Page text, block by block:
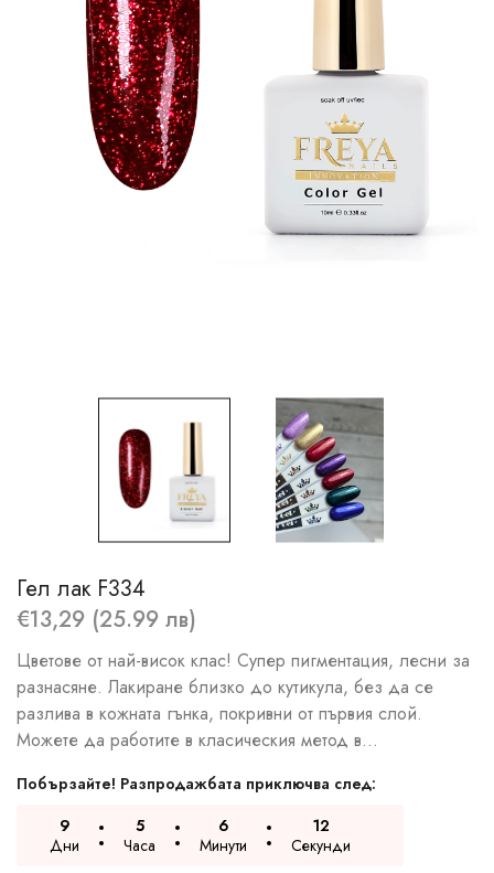
Гел лак F334
€13,29 (25.99 лв)
Цветове от най-висок клас! Супер пигментация, лесни за
разнасяне. Лакиране близко до кутикула, без да се
разлива в кожната гънка, покривни от първия слой.
Можете да работите в класическия метод в...
Побързайте! Разпродажбата приключва след:
9
Дни
5
Часа
6
Минути
11
Секунди